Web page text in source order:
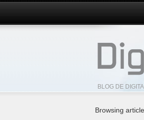
BLOG DE
Browsing